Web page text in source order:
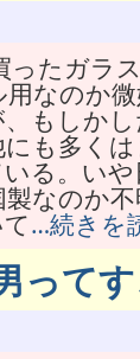
ったガラ
なのか
もしか
も多く
る。い
なのか
…続きを
って